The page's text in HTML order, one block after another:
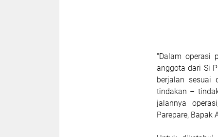
"Dalam operasi
anggota dari Si
berjalan sesuai
tindakan –
jalannya
Parepare, Bapak